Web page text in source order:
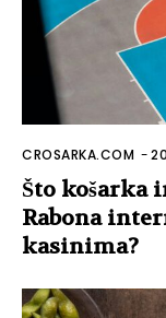
CROSARKA.COM -
Što košarka
Rabona
kasinima?